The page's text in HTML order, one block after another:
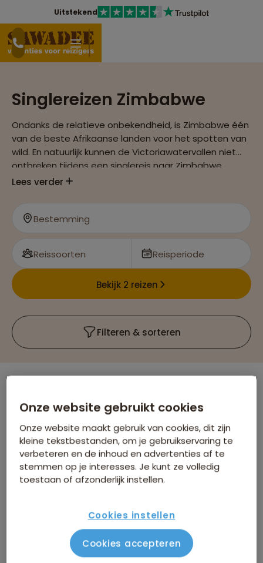
Uitstekend
Singlereizen Zimbabwe
Ondanks de relatieve onbekendheid, is Zimbabwe één
van de beste Afrikaanse landen voor het spotten van
wild. En natuurlijk kunnen de Victoriawatervallen niet
ontbreken tijdens een singlereis naar Zimbabwe.
Lees verder
Bestemming
Reissoorten Reisperiode
Bekijk 2 reizen
Filteren & sorteren
wensen
Singlereizen Zimbabwe Verwijder alle filters
Onze website gebruikt cookies
Onze website maakt gebruik van cookies, dit zijn
kleine tekstbestanden, om je gebruikservaring te
verbeteren en de inhoud en advertenties af te
stemmen op je interesses. Je kunt ze volledig
toestaan of afzonderlijk instellen.
Cookies instellen
Cookies accepteren